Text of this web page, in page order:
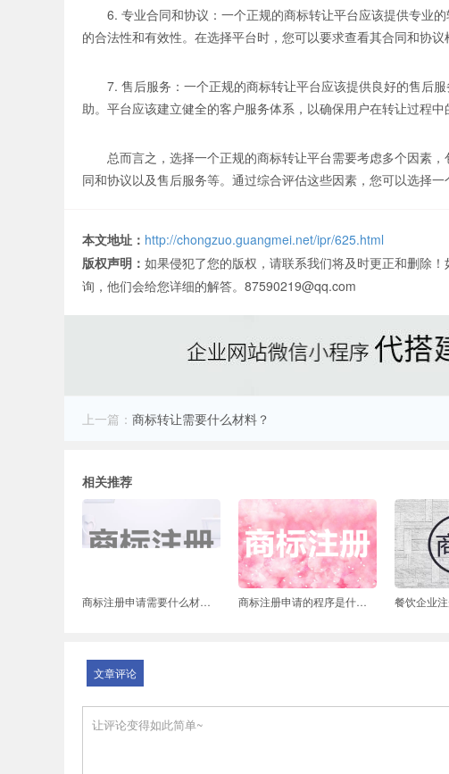
6. 专业合同和协议：一个正规的商标转让平台应该提供专业
的合法性和有效性。在选择平台时，您可以要求查看其合同和协议
7. 售后服务：一个正规的商标转让平台应该提供良好的售后
助。平台应该建立健全的客户服务体系，以确保用户在转让过程中
总而言之，选择一个正规的商标转让平台需要考虑多个因素
同和协议以及售后服务等。通过综合评估这些因素，您可以选择
本文地址： http://chongzuo.guangmei.net/ipr/625.html
版权声明： 如果侵犯了您的版权，请联系我们将及时更正和删除
询，他们会给您详细的解答。87590219@qq.com
上一篇： 商标转让需要什么材料？
相关推荐
商标注册申请需要什么材料？申请商标需要多长时间？ 商标注册申请的程序是什么？商标注册需要提供哪些资料？
文章评论